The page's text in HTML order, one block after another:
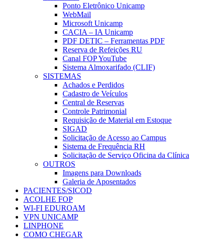
Ponto Eletrônico Unicamp
WebMail
Microsoft Unicamp
CACIA – IA Unicamp
PDF DETIC – Ferramentas PDF
Reserva de Refeições RU
Canal FOP YouTube
Sistema Almoxarifado (CLIF)
SISTEMAS
Achados e Perdidos
Cadastro de Veículos
Central de Reservas
Controle Patrimonial
Requisição de Material em Estoque
SIGAD
Solicitação de Acesso ao Campus
Sistema de Frequência RH
Solicitação de Serviço Oficina da Clínica
OUTROS
Imagens para Downloads
Galeria de Aposentados
PACIENTES/SICOD
ACOLHE FOP
WI-FI EDUROAM
VPN UNICAMP
LINPHONE
COMO CHEGAR